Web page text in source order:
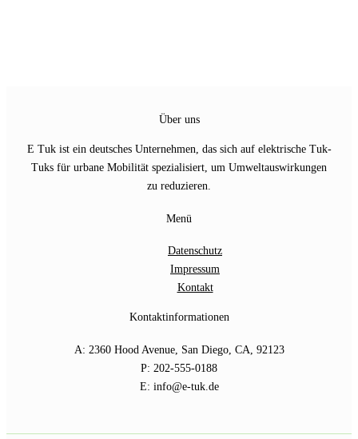
Über uns
E Tuk ist ein deutsches Unternehmen, das sich auf elektrische Tuk-
Tuks für urbane Mobilität spezialisiert, um Umweltauswirkungen
zu reduzieren.
Menü
Datenschutz
Impressum
Kontakt
Kontaktinformationen
A: 2360 Hood Avenue, San Diego, CA, 92123
P: 202-555-0188
E: info@e-tuk.de